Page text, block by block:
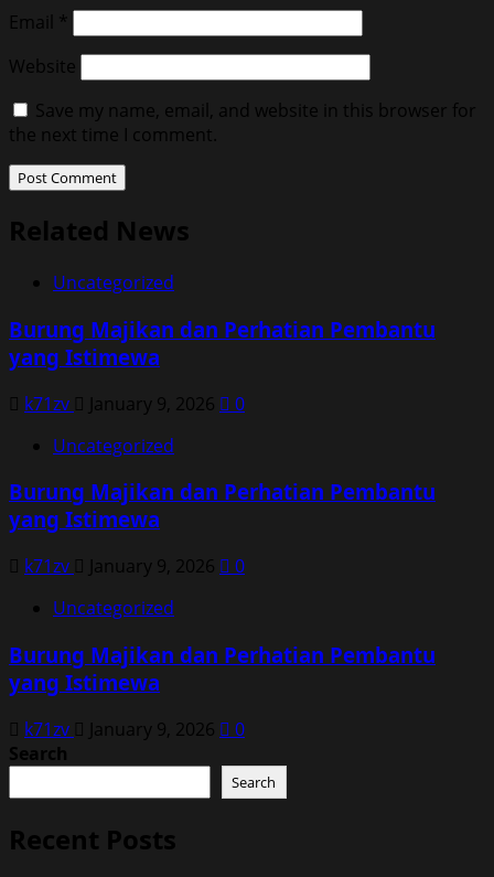
Email
*
Website
Save my name, email, and website in this browser for
the next time I comment.
Related News
Uncategorized
Burung Majikan dan Perhatian Pembantu
yang Istimewa
k71zv January 9, 2026
0
Uncategorized
Burung Majikan dan Perhatian Pembantu
yang Istimewa
k71zv January 9, 2026
0
Uncategorized
Burung Majikan dan Perhatian Pembantu
yang Istimewa
k71zv January 9, 2026
0
Search
Search
Recent Posts